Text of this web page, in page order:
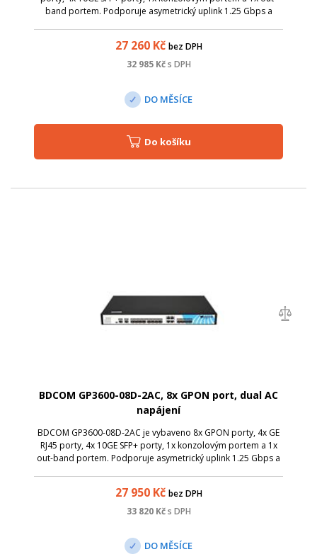
band portem. Podporuje asymetrický uplink 1.25 Gbps a
27 260Kč bez DPH
32 985Kč s DPH
DO MĚSÍCE
Do košíku
BDCOM GP3600-08D-2AC, 8x GPON port, dual AC
napájení
BDCOM GP3600-08D-2AC je vybaveno 8x GPON porty, 4x GE
RJ45 porty, 4x 10GE SFP+ porty, 1x konzolovým portem a 1x
out-band portem. Podporuje asymetrický uplink 1.25 Gbps a
27 950Kč bez DPH
33 820Kč s DPH
DO MĚSÍCE